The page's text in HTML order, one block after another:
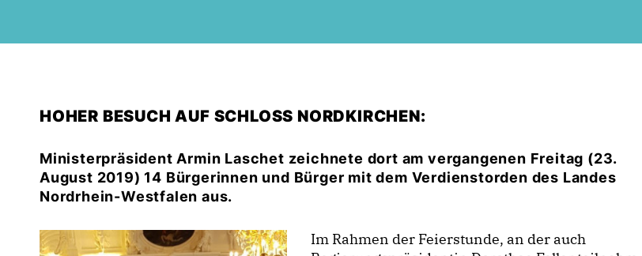
HOHER BESUCH AUF SCHLOSS NORDKIRCHEN:
Ministerpräsident Armin Laschet zeichnete dort am vergangenen Freitag (23.
August 2019) 14 Bürgerinnen und Bürger mit dem Verdienstorden des Landes
Nordrhein-Westfalen aus.
Im Rahmen der Feierstunde, an der auch